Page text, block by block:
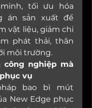
tối ưu hóa
án sản xuất để
vật liệu, giảm chi
phát thải, thân
môi trường.
công nghiệp mà
vụ
bao bì mút
New Edge phục